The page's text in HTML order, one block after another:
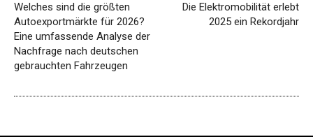
Welches sind die größten
Autoexportmärkte für 2026?
Eine umfassende Analyse der
Nachfrage nach deutschen
gebrauchten Fahrzeugen
Die Elektromobilität erlebt
2025 ein Rekordjahr